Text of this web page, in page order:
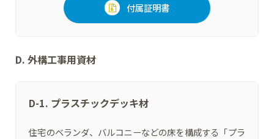
付属証明書
D. 外構工事用資材
D-1. プラスチックデッキ材
住宅のベランダ、バルコニーなどの床を構成する「プラ